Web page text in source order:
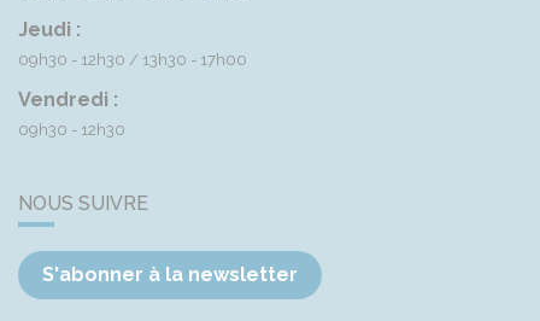
Jeudi :
09h30 - 12h30 13h30 - 17h00
Vendredi :
09h30 - 12h30
NOUS SUIVRE
S'abonner à la newsletter